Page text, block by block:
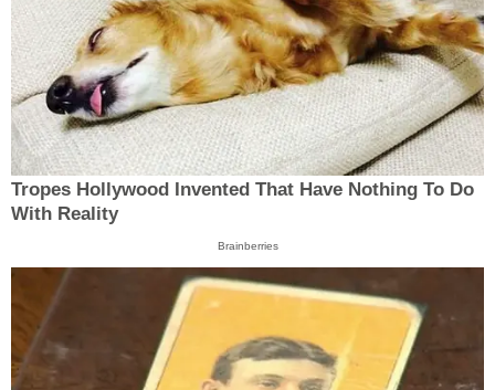
Tropes Hollywood Invented That Have Nothing To Do
With Reality
Brainberries